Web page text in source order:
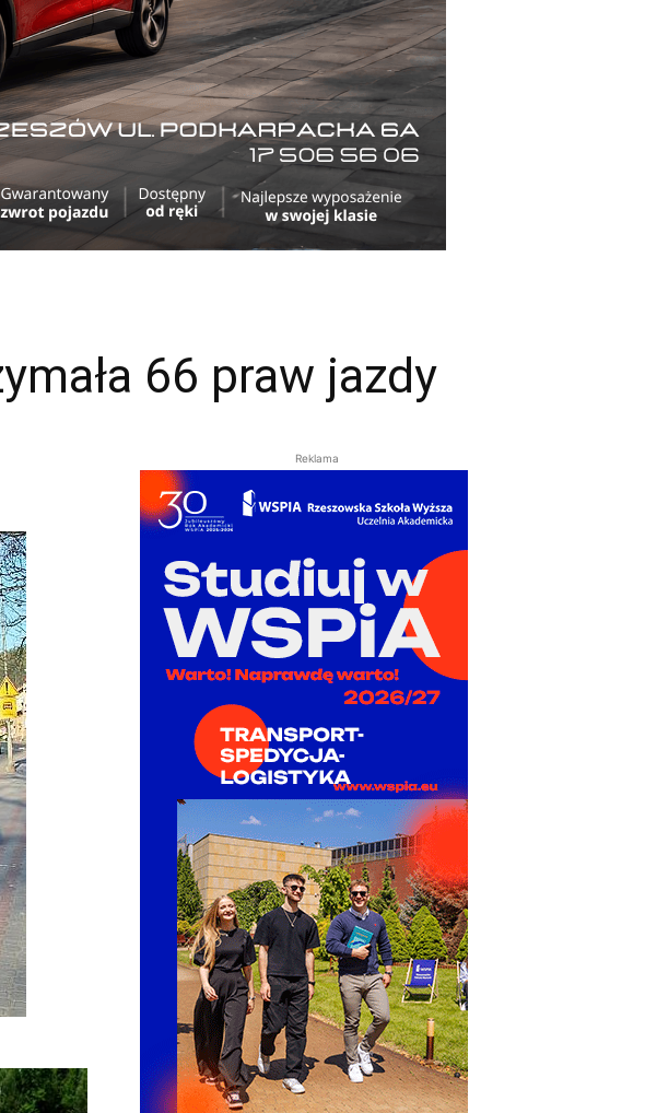
66 praw jazdy
Reklama